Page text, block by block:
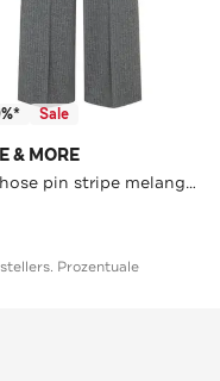
Sale
& MORE
Stoffhose pin stripe melange Culotte
Prozentuale